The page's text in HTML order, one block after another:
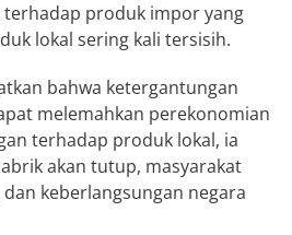
produk impor yang
lokal sering kali tersisih.
bahwa ketergantungan
melemahkan perekonomian
terhadap produk lokal, ia
akan tutup, masyarakat
keberlangsungan negara